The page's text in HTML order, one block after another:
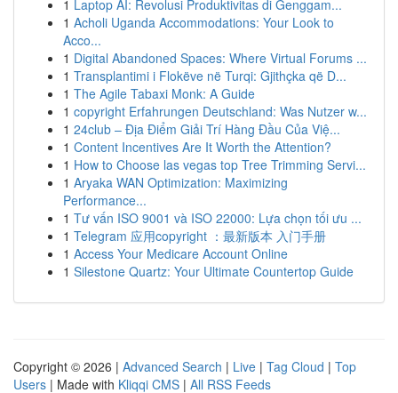
1 Laptop AI: Revolusi Produktivitas di Genggam...
1 Acholi Uganda Accommodations: Your Look to
Acco...
1 Digital Abandoned Spaces: Where Virtual Forums ...
1 Transplantimi i Flokëve në Turqi: Gjithçka që D...
1 The Agile Tabaxi Monk: A Guide
1 copyright Erfahrungen Deutschland: Was Nutzer w...
1 24club – Địa Điểm Giải Trí Hàng Đầu Của Việ...
1 Content Incentives Are It Worth the Attention?
1 How to Choose las vegas top Tree Trimming Servi...
1 Aryaka WAN Optimization: Maximizing
Performance...
1 Tư vấn ISO 9001 và ISO 22000: Lựa chọn tối ưu ...
1 Telegram 应用copyright ：最新版本 入门手册
1 Access Your Medicare Account Online
1 Silestone Quartz: Your Ultimate Countertop Guide
Copyright © 2026 | Advanced Search | Live | Tag Cloud | Top
Users | Made with Kliqqi CMS | All RSS Feeds